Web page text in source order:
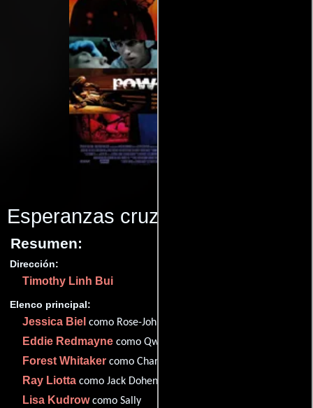
Esperanzas cruzadas
Resumen:
Dirección:
Timothy Linh Bui
Elenco principal:
Jessica Biel como Rose-Johnny
Eddie Redmayne como Qwerty Doolittle
Forest Whitaker como Charlie
Ray Liotta como Jack Doheny
Lisa Kudrowcomo Sally